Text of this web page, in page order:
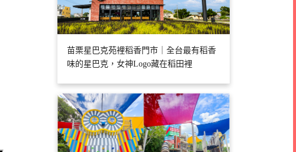
苗栗星巴克苑裡稻香門市｜全台最有稻香
味的星巴克，女神Logo藏在稻田裡